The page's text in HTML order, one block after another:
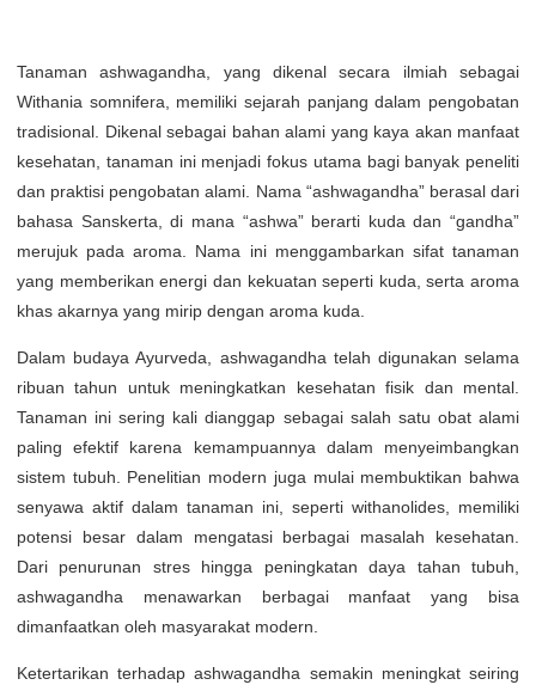
Tanaman ashwagandha, yang dikenal secara ilmiah sebagai
Withania somnifera, memiliki sejarah panjang dalam pengobatan
tradisional. Dikenal sebagai bahan alami yang kaya akan manfaat
kesehatan, tanaman ini menjadi fokus utama bagi banyak peneliti
dan praktisi pengobatan alami. Nama “ashwagandha” berasal dari
bahasa Sanskerta, di mana “ashwa” berarti kuda dan “gandha”
merujuk pada aroma. Nama ini menggambarkan sifat tanaman
yang memberikan energi dan kekuatan seperti kuda, serta aroma
khas akarnya yang mirip dengan aroma kuda.
Dalam budaya Ayurveda, ashwagandha telah digunakan selama
ribuan tahun untuk meningkatkan kesehatan fisik dan mental.
Tanaman ini sering kali dianggap sebagai salah satu obat alami
paling efektif karena kemampuannya dalam menyeimbangkan
sistem tubuh. Penelitian modern juga mulai membuktikan bahwa
senyawa aktif dalam tanaman ini, seperti withanolides, memiliki
potensi besar dalam mengatasi berbagai masalah kesehatan.
Dari penurunan stres hingga peningkatan daya tahan tubuh,
ashwagandha menawarkan berbagai manfaat yang bisa
dimanfaatkan oleh masyarakat modern.
Ketertarikan terhadap ashwagandha semakin meningkat seiring